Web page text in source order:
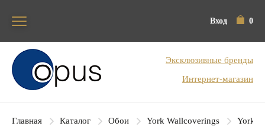
Вход 0
Блок поиска
Эксклюзивные бренды
Интернет-магазин
Главная Каталог Обои York Wallcoverings York